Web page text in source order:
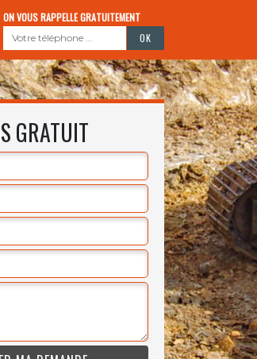
ON VOUS RAPPELLE GRATUITEMENT
GRATUIT